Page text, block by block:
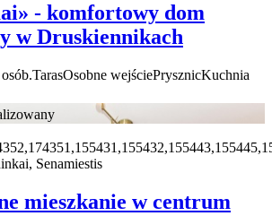
- komfortowy dom
w Druskiennikach
TarasOsobne wejściePrysznicKuchnia
Senamiestis
mieszkanie w centrum